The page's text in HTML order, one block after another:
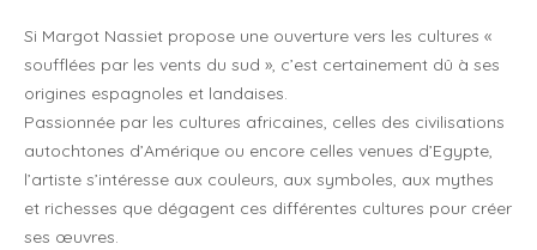
Si Margot Nassiet propose une ouverture vers les cultures «
soufflées par les vents du sud », c’est certainement dû à ses
origines espagnoles et landaises.
Passionnée par les cultures africaines, celles des civilisations
autochtones d’Amérique ou encore celles venues d’Egypte,
l’artiste s’intéresse aux couleurs, aux symboles, aux mythes
et richesses que dégagent ces différentes cultures pour créer
ses œuvres.